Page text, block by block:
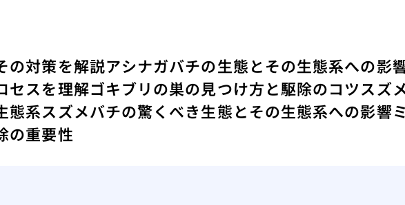
の対策を解説アシナガバチの生態とその生態系への影
セスを理解ゴキブリの巣の見つけ方と駆除のコツスズ
態系スズメバチの驚くべき生態とその生態系への影響
の重要性